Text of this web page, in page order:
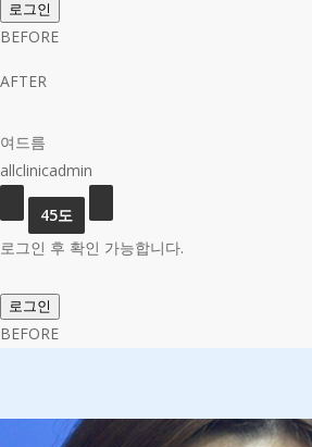
로그인
BEFORE
AFTER
여드름
allclinicadmin
로그인 후 확인 가능합니다.
로그인
BEFORE